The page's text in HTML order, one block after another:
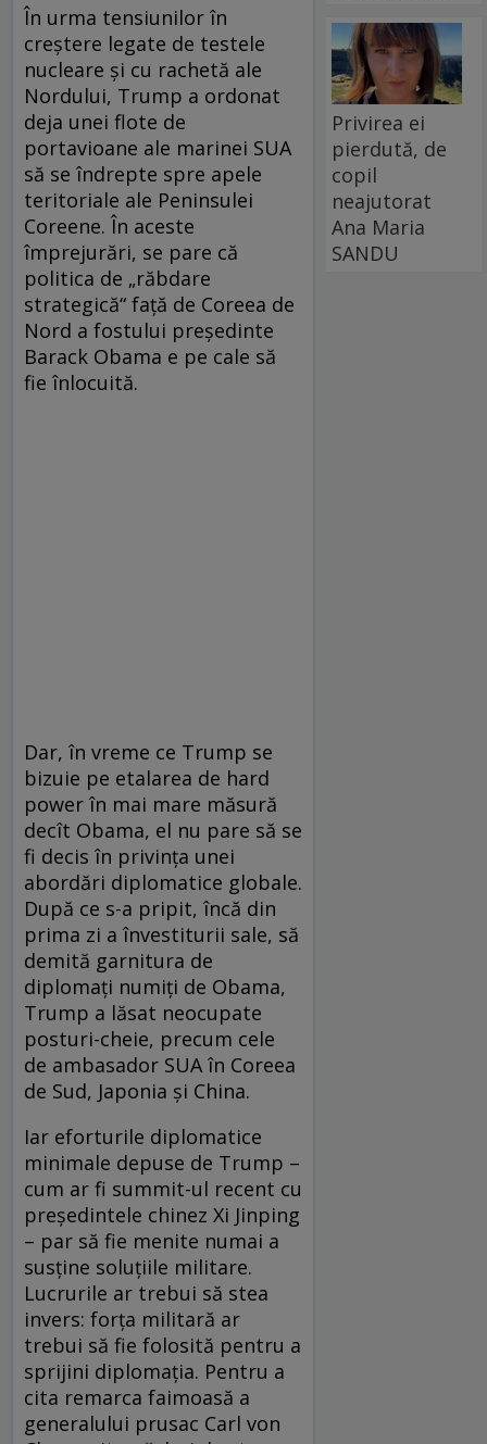
În urma tensiunilor în
creștere legate de testele
nucleare și cu rachetă ale
Nordului, Trump a ordonat
deja unei flote de
portavioane ale marinei SUA
să se îndrepte spre apele
teritoriale ale Peninsulei
Coreene. În aceste
împrejurări, se pare că
politica de „răbdare
strategică“ față de Coreea de
Nord a fostului președinte
Barack Obama e pe cale să
fie înlocuită.
Dar, în vreme ce Trump se
bizuie pe etalarea de hard
power în mai mare măsură
decît Obama, el nu pare să se
fi decis în privința unei
abordări diplomatice globale.
După ce s-a pripit, încă din
prima zi a învestiturii sale, să
demită garnitura de
diplomați numiți de Obama,
Trump a lăsat neocupate
posturi-cheie, precum cele
de ambasador SUA în Coreea
de Sud, Japonia și China.
Iar eforturile diplomatice
minimale depuse de Trump –
cum ar fi summit-ul recent cu
președintele chinez Xi Jinping
– par să fie menite numai a
susține soluțiile militare.
Lucrurile ar trebui să stea
invers: forța militară ar
trebui să fie folosită pentru a
sprijini diplomația. Pentru a
cita remarca faimoasă a
generalului prusac Carl von
Privirea ei
pierdută, de
copil
neajutorat
Ana Maria
SANDU